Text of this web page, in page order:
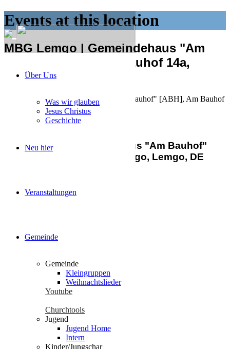
Über Uns
Was wir glauben
Jesus Christus
Geschichte
Neu hier
Veranstaltungen
Gemeinde
Gemeinde
Kleingruppen
Weihnachtslieder
Youtube
Churchtools
Jugend
Jugend Home
Intern
Kinder/Jungschar
Events at this location
MBG Lemgo | Gemeindehaus "Am
Bauhof" [ABH], Am Bauhof 14a,
Lemgo, Lemgo, DE
MBG Lemgo | Gemeindehaus "Am Bauhof" [ABH], Am Bauhof
14a, Lemgo, Lemgo, DE
MBG Lemgo | Gemeindehaus "Am Bauhof"
[ABH], Am Bauhof 14a, Lemgo, Lemgo, DE
Aktueller Monat